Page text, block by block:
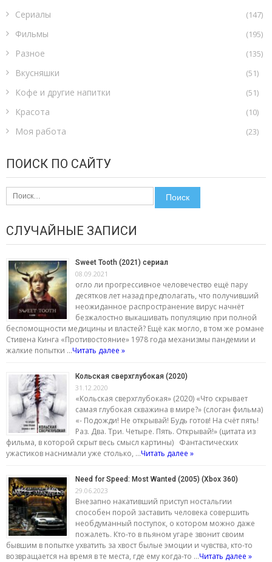
Сериалы (147)
Фильмы (195)
Разное (135)
Вкусняшки (51)
Кофе и другие напитки (51)
Красота (10)
Моя работа (23)
ПОИСК ПО САЙТУ
Найти:
СЛУЧАЙНЫЕ ЗАПИСИ
Sweet Tooth (2021) сериал
08.09.2021
огло ли прогрессивное человечество ещё пару
десятков лет назад предполагать, что получивший
неожиданное распространение вирус начнёт
безжалостно выкашивать популяцию при полной
беспомощности медицины и властей? Ещё как могло, в том же романе
Стивена Кинга «Противостояние» 1978 года механизмы пандемии и
жалкие попытки …Читать далее »
Кольская сверхглубокая (2020)
31.12.2020
«Кольская сверхглубокая» (2020) «Что скрывает
самая глубокая скважина в мире?» (слоган фильма)
«- Подожди! Не открывай! Будь готов! На счёт пять!
Раз. Два. Три. Четыре. Пять. Открывай!» (цитата из
фильма, в которой скрыт весь смысл картины) Фантастических
ужастиков наснимали уже столько, …Читать далее »
Need for Speed: Most Wanted (2005) (Xbox 360)
29.06.2023
Внезапно накативший приступ ностальгии
способен порой заставить человека совершить
необдуманный поступок, о котором можно даже
пожалеть. Кто-то в пьяном угаре звонит своим
бывшим в попытке ухватить за хвост былые эмоции и чувства, кто-то
возвращается на время в те места, где ему когда-то …Читать далее »